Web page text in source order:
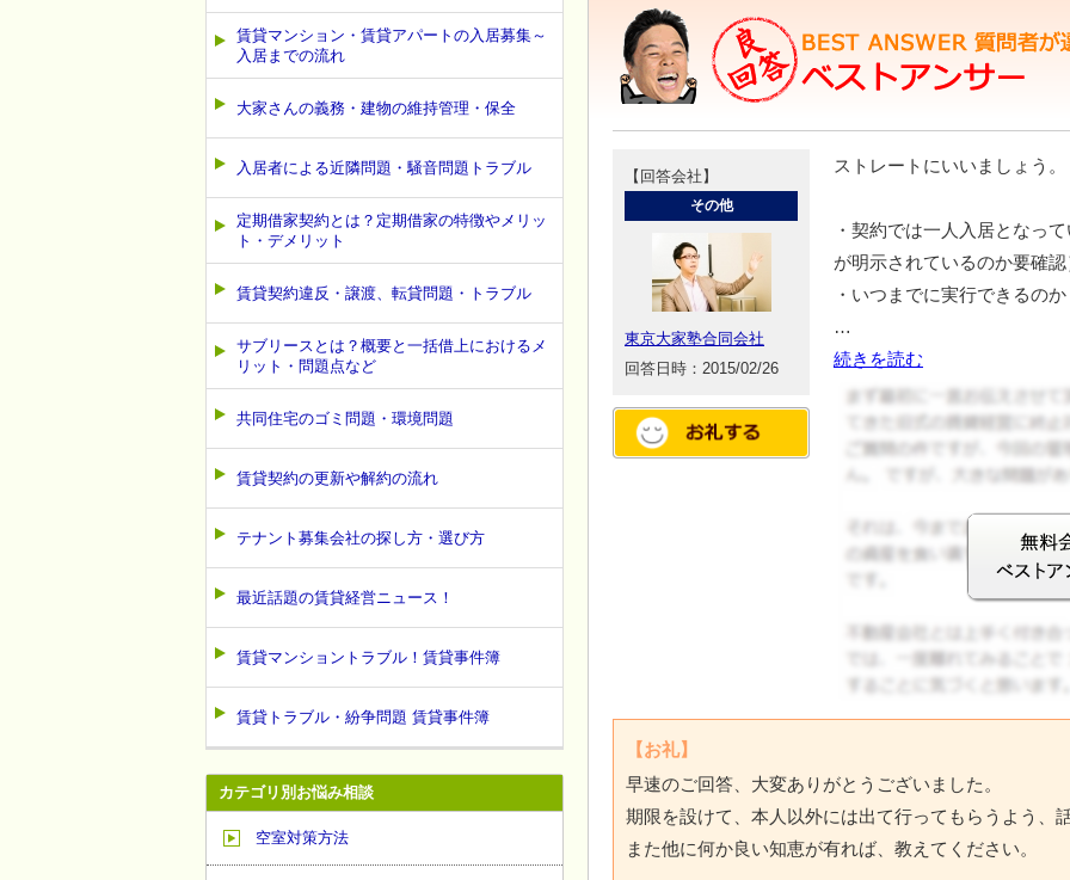
【回答会社】
その他
東京大家塾合同会社
回答日時：2015/02/26
ストレートにいいましょう。
・契約では一人入居となっ
が明示されているのか要確認
・いつまでに実行できるのか
…
続きを読む
ログイン
【お礼】
早速のご回答、大変ありがとうございました。
期限を設けて、本人以外には出て行ってもらうよう、
また他に何か良い知恵が有れば、教えてください。
賃貸マンション・賃貸アパートの入居募集～
入居までの流れ
大家さんの義務・建物の維持管理・保全
入居者による近隣問題・騒音問題トラブル
定期借家契約とは？定期借家の特徴やメリッ
ト・デメリット
賃貸契約違反・譲渡、転貸問題・トラブル
サブリースとは？概要と一括借上におけるメ
リット・問題点など
共同住宅のゴミ問題・環境問題
賃貸契約の更新や解約の流れ
テナント募集会社の探し方・選び方
最近話題の賃貸経営ニュース！
賃貸マンショントラブル！賃貸事件簿
賃貸トラブル・紛争問題 賃貸事件簿
カテゴリ別お悩み相談
空室対策方法